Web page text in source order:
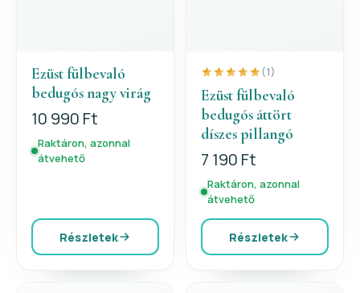
Ezüst fülbevaló
bedugós nagy virág
10 990 Ft
Raktáron, azonnal
átvehető
Részletek
(1)
Ezüst fülbevaló
bedugós áttört
díszes pillangó
7 190 Ft
Raktáron, azonnal
átvehető
Részletek